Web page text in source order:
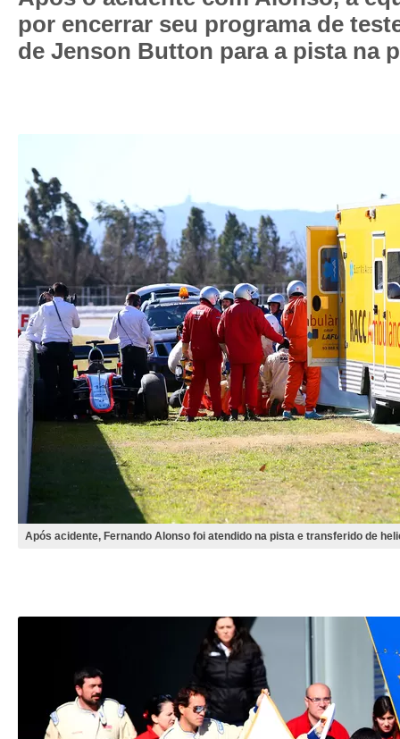
por encerrar seu programa de
de Jenson Button para a pista na
Após acidente, Fernando Alonso foi atendido na pista e transferido de